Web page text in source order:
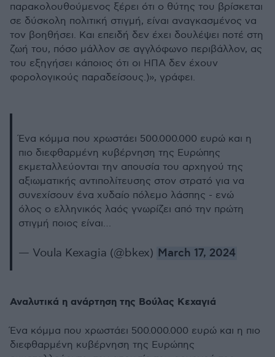
παρακολουθούμενος ξέρει ότι ο θύτης του βρίσκεται
σε δύσκολη πολιτική στιγμή, είναι αναγκασμένος να
τον βοηθήσει. Και επειδή δεν έχει δουλέψει ποτέ στη
ζωή του, πόσο μάλλον σε αγγλόφωνο περιβάλλον, ας
του εξηγήσει κάποιος ότι οι ΗΠΑ δεν έχουν
φορολογικούς παραδείσους.)», γράφει.
Ένα κόμμα που χρωστάει 500.000.000 ευρώ και η
πιο διεφθαρμένη κυβέρνηση της Ευρώπης
εκμεταλλεύονται την απουσία του αρχηγού της
αξιωματικής αντιπολίτευσης στον στρατό για να
συνεχίσουν ένα χυδαίο πόλεμο λάσπης - ενώ
όλος ο ελληνικός λαός γνωρίζει από την πρώτη
στιγμή ποιος είναι…
— Voula Kexagia (@bkex) March 17, 2024
Αναλυτικά η ανάρτηση της Βούλας Κεχαγιά
Ένα κόμμα που χρωστάει 500.000.000 ευρώ και η πιο
διεφθαρμένη κυβέρνηση της Ευρώπης